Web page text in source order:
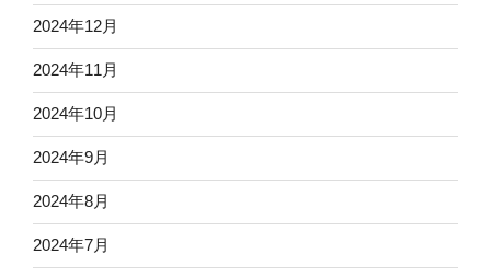
2024年12月
2024年11月
2024年10月
2024年9月
2024年8月
2024年7月